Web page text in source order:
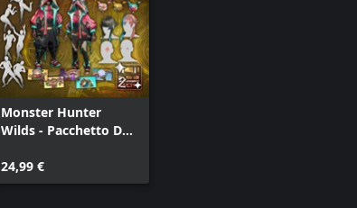
Monster Hunter
Wilds - Pacchetto DLC
24,99 €